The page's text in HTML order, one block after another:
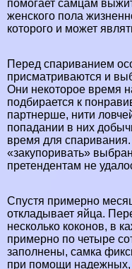
помогает самцам
женского пола
которого и может
Перед спариванием
присматриваются и
Они некоторое время
подбирается к
партнерше, нити
попадании в них
время для
«закупоривать»
претендентам не
Спустя примерно
откладывает яйца.
несколько коконов, в
примерно по четыре
заполнены, самка
при помощи надежных,